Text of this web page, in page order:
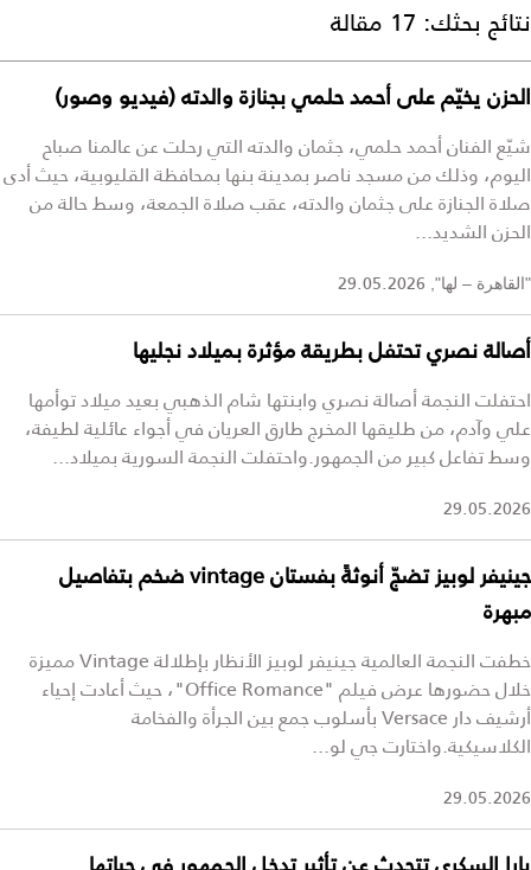
نتائج بحثك: 17 مقالة
الحزن يخيّم على أحمد حلمي بجنازة والدته (فيديو وصور)
شيّع الفنان أحمد حلمي، جثمان والدته التي رحلت عن عالمنا صباح
اليوم، وذلك من مسجد ناصر بمدينة بنها بمحافظة القليوبية، حيث أدى
صلاة الجنازة على جثمان والدته، عقب صلاة الجمعة، وسط حالة من
الحزن الشديد...
"القاهرة – لها", 29.05.2026
أصالة نصري تحتفل بطريقة مؤثرة بميلاد نجليها
احتفلت النجمة أصالة نصري وابنتها شام الذهبي بعيد ميلاد توأمها
علي وآدم، من طليقها المخرج طارق العريان في أجواء عائلية لطيفة،
وسط تفاعل كبير من الجمهور.واحتفلت النجمة السورية بميلاد...
29.05.2026
جينيفر لوبيز تضجّ أنوثةً بفستان vintage ضخم بتفاصيل
مبهرة
خطفت النجمة العالمية جينيفر لوبيز الأنظار بإطلالة Vintage مميزة
خلال حضورها عرض فيلم "Office Romance"، حيث أعادت إحياء
أرشيف دار Versace بأسلوب جمع بين الجرأة والفخامة
الكلاسيكية.واختارت جي لو...
29.05.2026